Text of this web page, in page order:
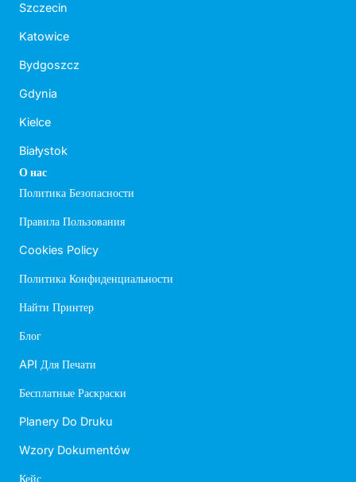
Szczecin
Katowice
Bydgoszcz
Gdynia
Kielce
Białystok
О нас
Политика Безопасности
Правила Пользования
Cookies Policy
Политика Конфиденциальности
Найти Принтер
Блог
API Для Печати
Бесплатные Раскраски
Planery Do Druku
Wzory Dokumentów
Кейс